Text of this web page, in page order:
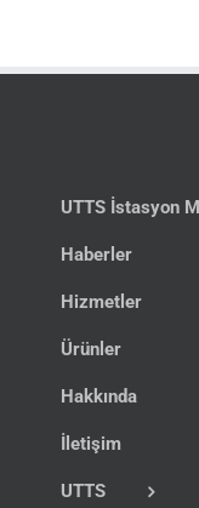
UTTS İstasyon
Haberler
Hizmetler
Ürünler
Hakkında
İletişim
UTTS